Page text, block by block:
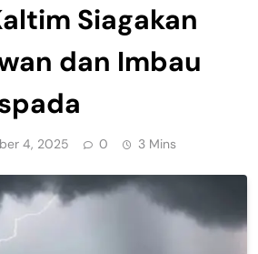
Siagakan
dan Imbau
4, 2025 0 3 Mins